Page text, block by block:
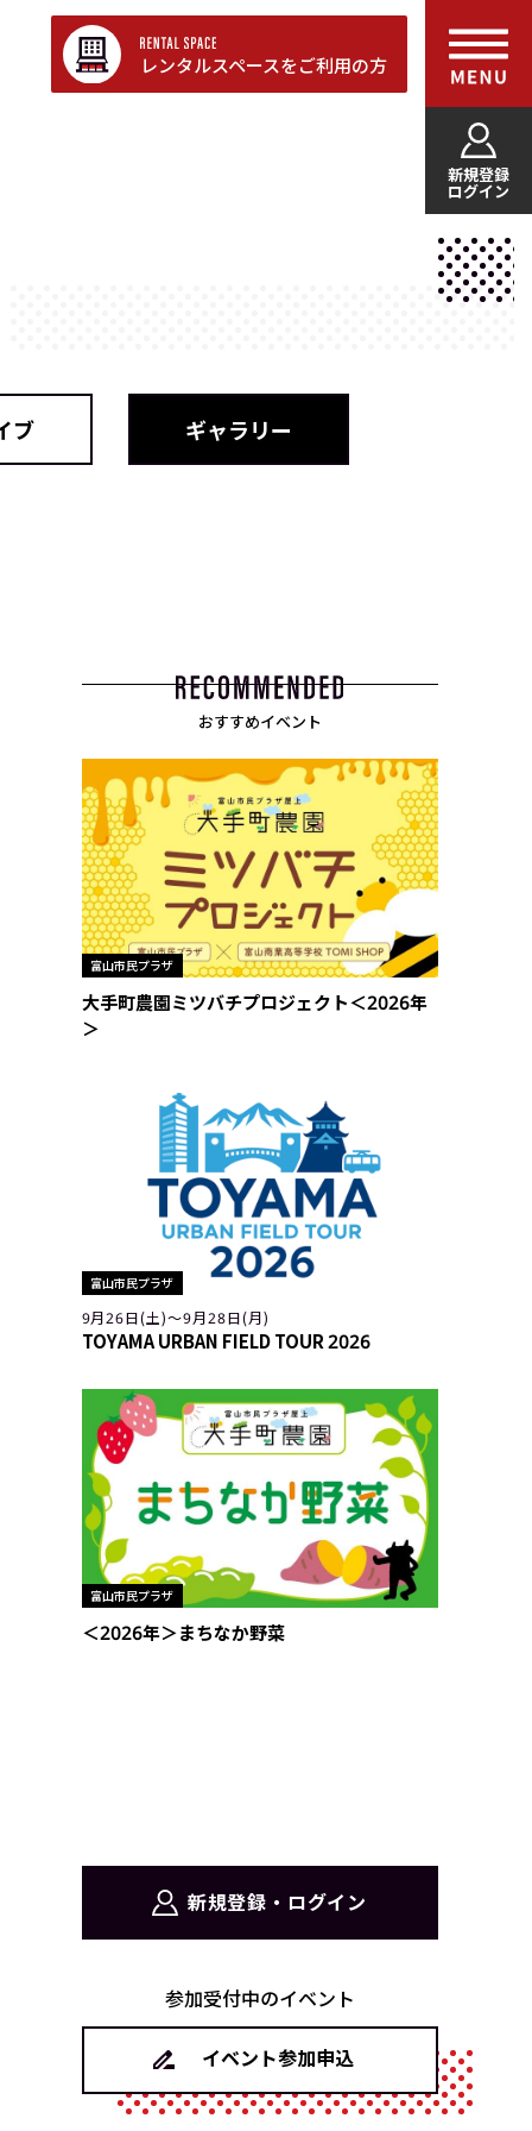
新規登録
ログイン
レンタルスペースをご利用の方
ブ ギャラリー
おすすめイベント
富山市民プラザ
大手町農園ミツバチプロジェクト＜2026年
＞
富山市民プラザ
9月26日(土)〜9月28日(月)
TOYAMA URBAN FIELD TOUR 2026
富山市民プラザ
＜2026年＞まちなか野菜
新規登録・ログイン
参加受付中のイベント
イベント参加申込